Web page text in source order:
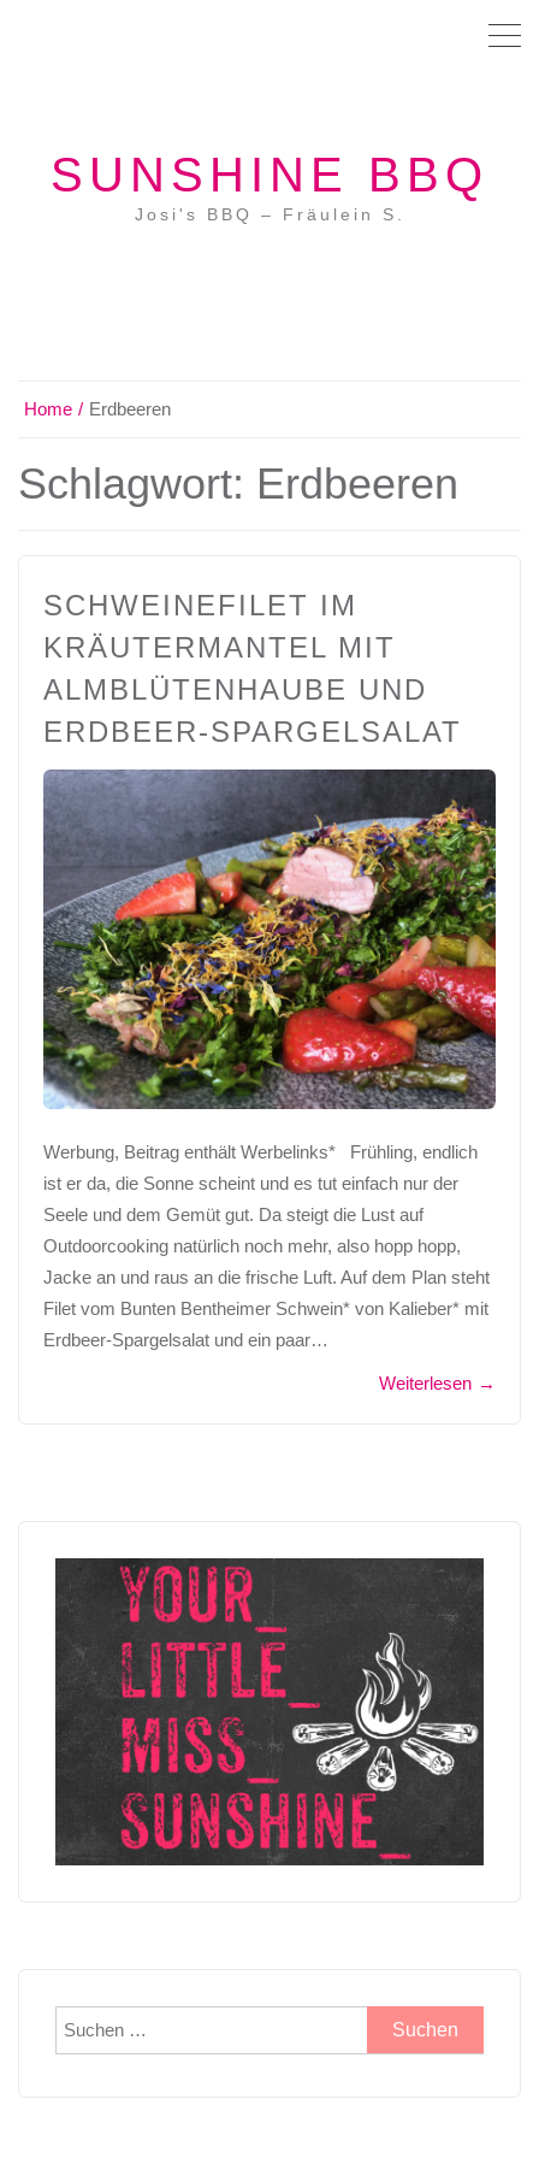
SUNSHINE BBQ
Josi's BBQ – Fräulein S.
Home Erdbeeren
Schlagwort: Erdbeeren
SCHWEINEFILET IM
KRÄUTERMANTEL MIT
ALMBLÜTENHAUBE UND
ERDBEER-SPARGELSALAT
Werbung, Beitrag enthält Werbelinks* Frühling, endlich
ist er da, die Sonne scheint und es tut einfach nur der
Seele und dem Gemüt gut. Da steigt die Lust auf
Outdoorcooking natürlich noch mehr, also hopp hopp,
Jacke an und raus an die frische Luft. Auf dem Plan steht
Filet vom Bunten Bentheimer Schwein* von Kalieber* mit
Erdbeer-Spargelsalat und ein paar…
Weiterlesen →
Suchen
nach: